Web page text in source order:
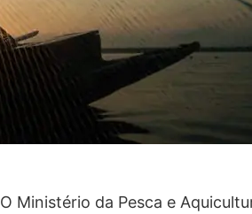
O Ministério da Pesca e